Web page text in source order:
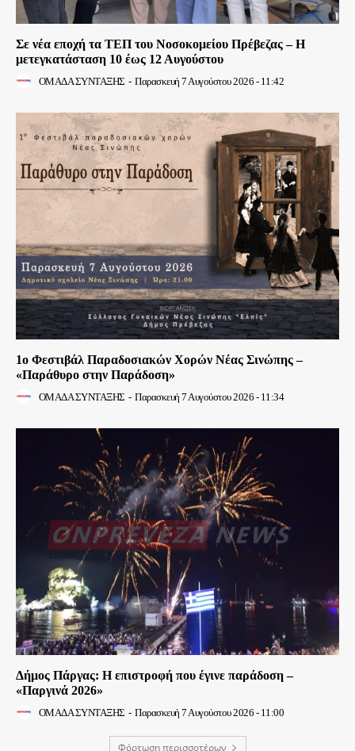
Σε νέα εποχή τα ΤΕΠ του Νοσοκομείου Πρέβεζας – Η
μετεγκατάσταση 10 έως 12 Αυγούστου
ΟΜΑΔΑ ΣΥΝΤΑΞΗΣ - Παρασκευή 7 Αυγούστου 2026 - 11:42
1ο Φεστιβάλ Παραδοσιακών Χορών Νέας Σινώπης –
«Παράθυρο στην Παράδοση»
ΟΜΑΔΑ ΣΥΝΤΑΞΗΣ - Παρασκευή 7 Αυγούστου 2026 - 11:34
Δήμος Πάργας: Η επιστροφή που έγινε παράδοση –
«Παργινά 2026»
ΟΜΑΔΑ ΣΥΝΤΑΞΗΣ - Παρασκευή 7 Αυγούστου 2026 - 11:00
Φόρτωση περισσοτέρων